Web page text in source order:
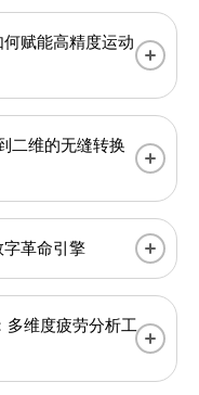
赋能高精度运动
二维的无缝转换
字革命引擎
多维度疲劳分析工